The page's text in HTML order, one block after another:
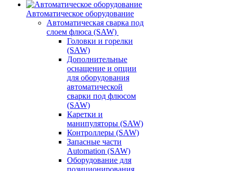
Автоматическое оборудование
Автоматическая сварка под
слоем флюса (SAW)
Головки и горелки
(SAW)
Дополнительные
оснащение и опции
для оборудования
автоматической
сварки под флюсом
(SAW)
Каретки и
манипуляторы (SAW)
Контроллеры (SAW)
Запасные части
Automation (SAW)
Оборудование для
позиционирования